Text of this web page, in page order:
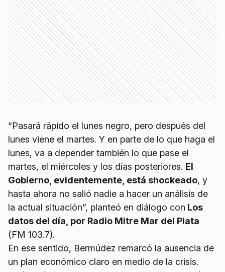
“Pasará rápido el lunes negro, pero después del
lunes viene el martes. Y en parte de lo que haga el
lunes, va a depender también lo que pase el
martes, el miércoles y los días posteriores. El
Gobierno, evidentemente, está shockeado, y
hasta ahora no salió nadie a hacer un análisis de
la actual situación”, planteó en diálogo con Los
datos del día, por Radio Mitre Mar del Plata
(FM 103.7).
En ese sentido, Bermúdez remarcó la ausencia de
un plan económico claro en medio de la crisis.